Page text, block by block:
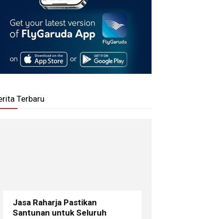
Terbaru
Jasa Raharja Pastikan
Santunan untuk Seluruh